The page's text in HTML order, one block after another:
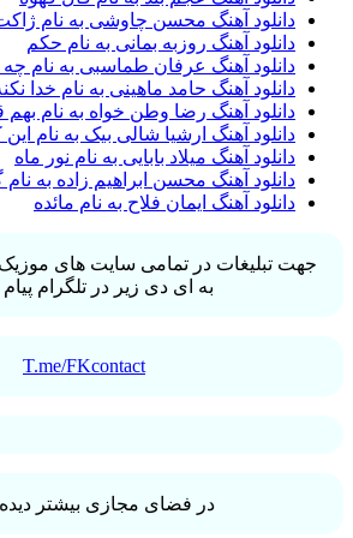
دانلود آهنگ محسن چاوشی به نام
دانلود آهنگ روزبه بمانی به نام حکم
دانلود آهنگ عرفان طماسبی به نام چه
دانلود آهنگ حامد ماهینی به نام خدا
دانلود آهنگ رضا وطن خواه به نام
دانلود آهنگ ارشیا شالی بیک به نام
دانلود آهنگ میلاد بابایی به نام نور ماه
دانلود آهنگ محسن ابراهیم زاده به
دانلود آهنگ ایمان فلاح به نام مائده
جهت تبلیغات در تمامی سایت های
به ای دی زیر در تلگرام پیام
T.me/FKcontact
در فضای مجازی بیشتر